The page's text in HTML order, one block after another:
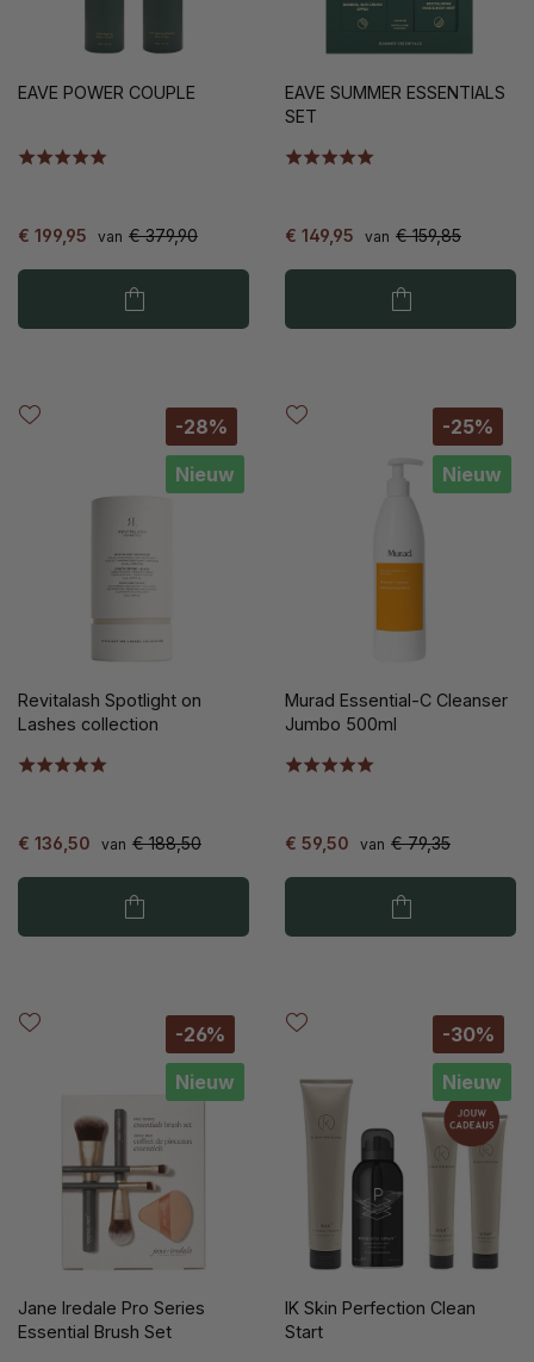
EAVE POWER COUPLE
€ 199,95 van € 379,90
EAVE SUMMER ESSENTIALS
SET
€ 149,95 van € 159,85
-28%
Nieuw
Revitalash Spotlight on
Lashes collection
€ 136,50 van € 188,50
-25%
Nieuw
Murad Essential-C Cleanser
Jumbo 500ml
€ 59,50 van € 79,35
-26%
Nieuw
Jane Iredale Pro Series
Essential Brush Set
-30%
Nieuw
IK Skin Perfection Clean
Start